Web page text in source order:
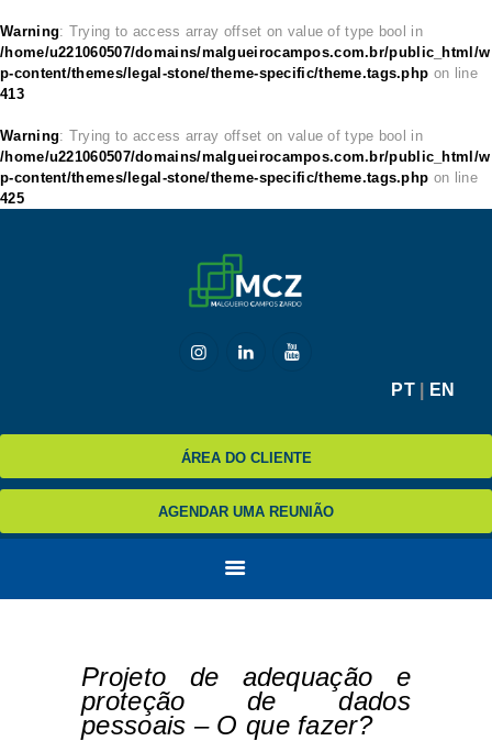
Warning: Trying to access array offset on value of type bool in
/home/u221060507/domains/malgueirocampos.com.br/public_html/w
p-content/themes/legal-stone/theme-specific/theme.tags.php on line
413
Warning: Trying to access array offset on value of type bool in
/home/u221060507/domains/malgueirocampos.com.br/public_html/w
p-content/themes/legal-stone/theme-specific/theme.tags.php on line
425
PT| EN
ÁREA DO CLIENTE
AGENDAR UMA REUNIÃO
HOME
MCZ
EXPERTISE
Projeto de adequação e
proteção de dados
pessoais – O que fazer?